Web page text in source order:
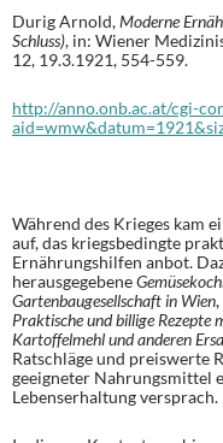
Durig Arnold,Moderne
Schluss), in: Wiener
12, 19.3.1921, 554-559.
http://anno.onb.ac.at/cgi-
Während des Krieges kam
auf, das kriegsbedingte
Ernährungshilfen anbot.
herausgegebene
Gartenbaugesellschaft in Wien
Praktische und billige Rezepte
Kartoffelmehl und anderen
Ratschläge und preiswerte
geeigneter Nahrungsmittel
Lebenserhaltung versprach.